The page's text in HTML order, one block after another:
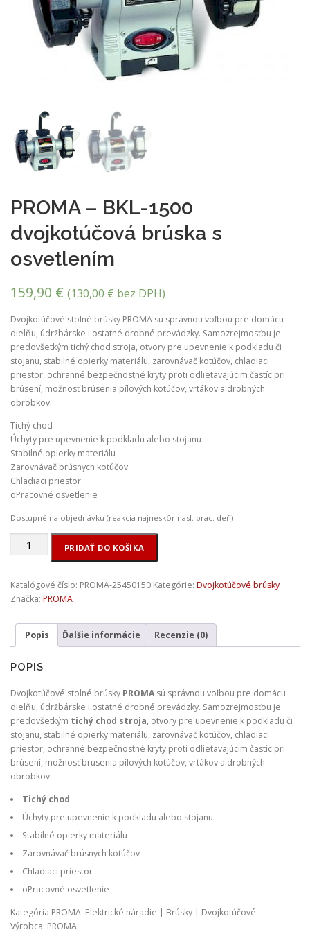
PROMA – BKL-1500
dvojkotúčová brúska s
osvetlením
159,90 € (130,00 € bez DPH)
Dvojkotúčové stolné brúsky PROMA sú správnou voľbou pre domácu
dielňu, údržbárske i ostatné drobné prevádzky. Samozrejmosťou je
predovšetkým tichý chod stroja, otvory pre upevnenie k podkladu či
stojanu, stabilné opierky materiálu, zarovnávač kotúčov, chladiaci
priestor, ochranné bezpečnostné kryty proti odlietavajúcim častíc pri
brúsení, možnosť brúsenia pílových kotúčov, vrtákov a drobných
obrobkov.
Tichý chod
Úchyty pre upevnenie k podkladu alebo stojanu
Stabilné opierky materiálu
Zarovnávač brúsnych kotúčov
Chladiaci priestor
oPracovné osvetlenie
Dostupné na objednávku (reakcia najneskôr nasl. prac. deň)
množstvo
BKL-
1500
brúska
osvetlením
PRIDAŤ DO KOŠÍKA
Katalógové číslo: PROMA-25450150 Kategórie: Dvojkotúčové brúsky
Značka: PROMA
Popis Ďalšie informácie Recenzie (0)
POPIS
Dvojkotúčové stolné brúsky PROMAsú správnou voľbou pre domácu
dielňu, údržbárske i ostatné drobné prevádzky. Samozrejmosťou je
predovšetkým tichý chod stroja, otvory pre upevnenie k podkladu či
stojanu, stabilné opierky materiálu, zarovnávač kotúčov, chladiaci
priestor, ochranné bezpečnostné kryty proti odlietavajúcim častíc pri
brúsení, možnosť brúsenia pílových kotúčov, vrtákov a drobných
obrobkov.
Tichý chod
Úchyty pre upevnenie k podkladu alebo stojanu
Stabilné opierky materiálu
Zarovnávač brúsnych kotúčov
Chladiaci priestor
oPracovné osvetlenie
Kategória PROMA: Elektrické náradie | Brúsky | Dvojkotúčové
Výrobca: PROMA